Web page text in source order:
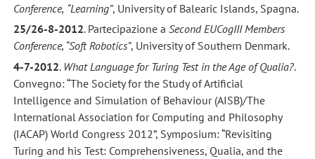
Conference, “Learning”, University of Balearic Islands, Spagna.
25/26-8-2012. Partecipazione a Second EUCogIII Members
Conference, “Soft Robotics”, University of Southern Denmark.
4-7-2012. What Language for Turing Test in the Age of Qualia?.
Convegno: “The Society for the Study of Artificial
Intelligence and Simulation of Behaviour (AISB)/The
International Association for Computing and Philosophy
(IACAP) World Congress 2012”, Symposium: “Revisiting
Turing and his Test: Comprehensiveness, Qualia, and the